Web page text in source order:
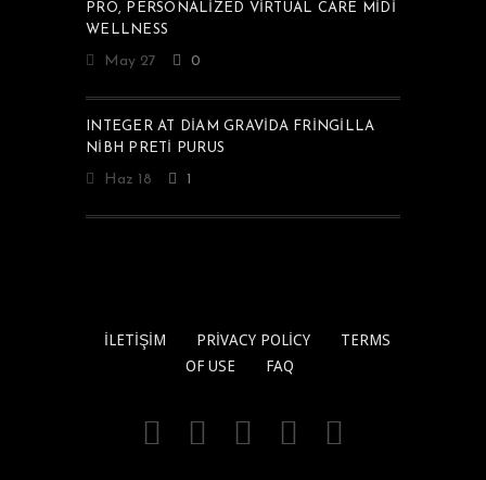
PRO, PERSONALIZED VIRTUAL CARE MIDI
WELLNESS
May 27 0
INTEGER AT DIAM GRAVIDA FRINGILLA
NIBH PRETI PURUS
Haz 18 1
İLETIŞIM PRIVACY POLICY
TERMS
OF USE
FAQ